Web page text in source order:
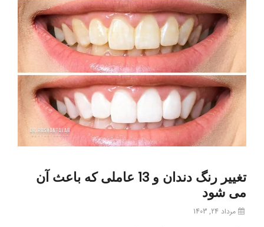
تغییر رنگ دندان و 13 عاملی که باعث آن
می شود
مرداد 24, 1403